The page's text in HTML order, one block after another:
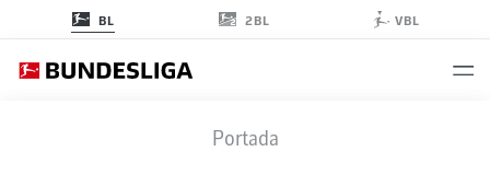
BL 2BL VBL
Portada
WOB - SGE